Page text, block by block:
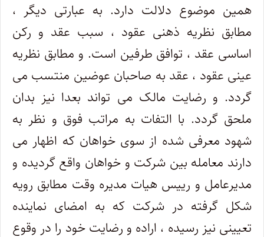
همین موضوع دلالت دارد. به عبارتی دیگر ،
مطابق نظریه ذهنی عقود ، سبب عقد و رکن
اساسی عقد ، توافق طرفین است. و مطابق نظریه
عینی عقود ، عقد به صاحبان عوضین منتسب می
گردد. و رضایت مالک می تواند بعدا نیز بدان
ملحق گردد. با التفات به مراتب فوق و نظر به
شهود معرفی شده از سوی خواهان که اظهار می
دارند معامله بین شرکت و خواهان واقع گردیده و
مدیرعامل و رییس هیات مدیره وقت مطابق رویه
شکل گرفته در شرکت که به امضای نماینده
تعیینی نیز رسیده ، اراده و رضایت خود را در وقوع